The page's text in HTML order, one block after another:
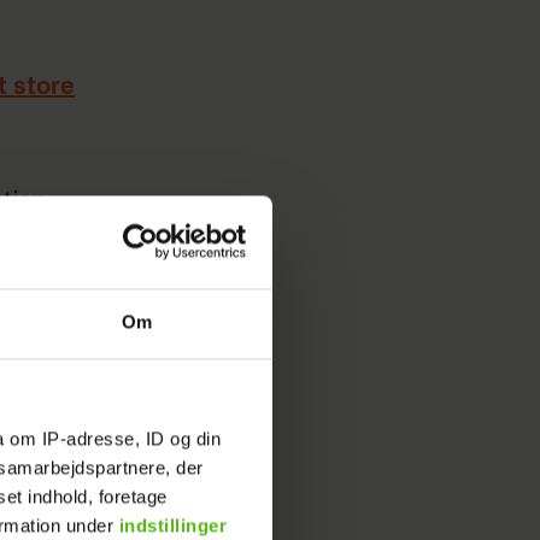
Om
om IP-adresse, ID og din
der
indhold, foretage
under indstillinger
store
årig
vakte
13-årig
en